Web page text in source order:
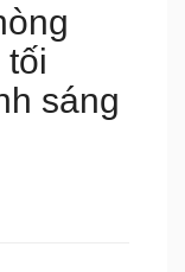
tối
sáng